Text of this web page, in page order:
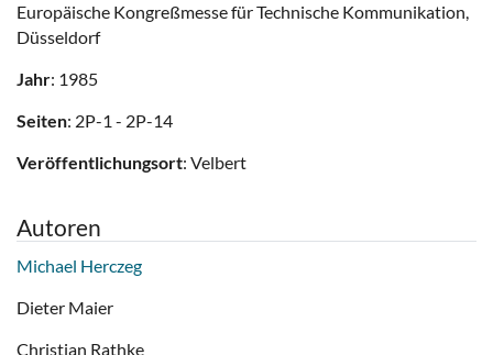
Europäische Kongreßmesse für Technische Kommunikation,
Düsseldorf
Jahr: 1985
Seiten: 2P-1 - 2P-14
Veröffentlichungsort: Velbert
Autoren
Michael Herczeg
Dieter Maier
Christian Rathke